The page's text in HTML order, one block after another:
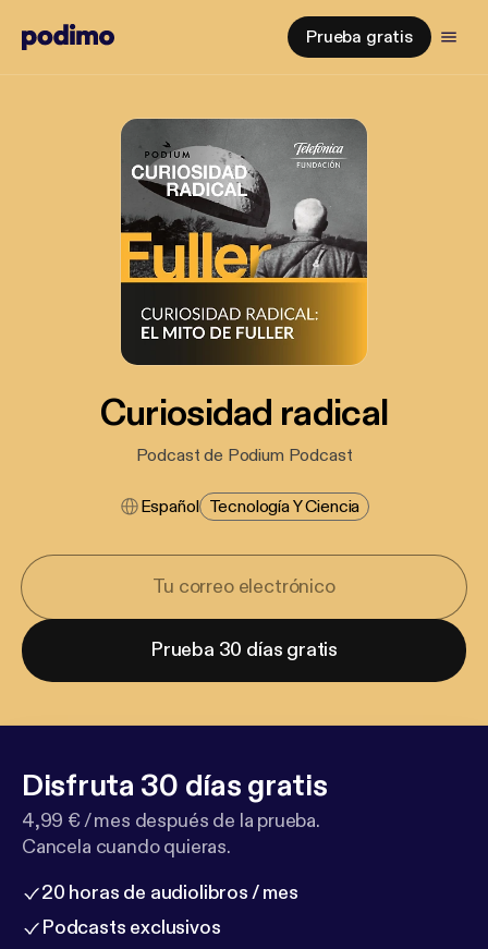
Prueba gratis
Curiosidad radical
Podcast de Podium Podcast
Español Tecnología Y Ciencia
Prueba 30 días gratis
Disfruta 30 días gratis
4,99 € / mes después de la prueba.
Cancela cuando quieras.
20 horas de audiolibros / mes
Podcasts exclusivos